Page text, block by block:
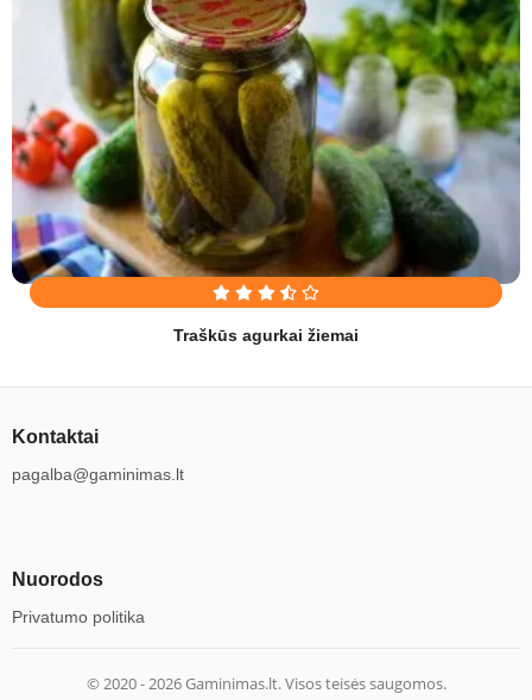
Traškūs agurkai žiemai
Kontaktai
pagalba@gaminimas.lt
Nuorodos
Privatumo politika
© 2020 -2026Gaminimas.lt. Visos teisės saugomos.